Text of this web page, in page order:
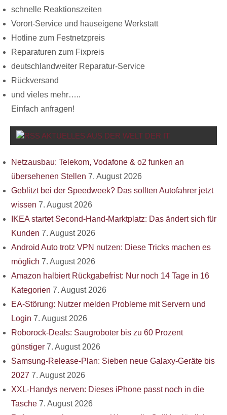
schnelle Reaktionszeiten
Vorort-Service und hauseigene Werkstatt
Hotline zum Festnetzpreis
Reparaturen zum Fixpreis
deutschlandweiter Reparatur-Service
Rückversand
und vieles mehr…..
Einfach anfragen!
AKTUELLES AUS DER WELT DER IT
Netzausbau: Telekom, Vodafone & o2 funken an
übersehenen Stellen 7. August 2026
Geblitzt bei der Speedweek? Das sollten Autofahrer jetzt
wissen 7. August 2026
IKEA startet Second-Hand-Marktplatz: Das ändert sich für
Kunden 7. August 2026
Android Auto trotz VPN nutzen: Diese Tricks machen es
möglich 7. August 2026
Amazon halbiert Rückgabefrist: Nur noch 14 Tage in 16
Kategorien 7. August 2026
EA-Störung: Nutzer melden Probleme mit Servern und
Login 7. August 2026
Roborock-Deals: Saugroboter bis zu 60 Prozent
günstiger 7. August 2026
Samsung-Release-Plan: Sieben neue Galaxy-Geräte bis
2027 7. August 2026
XXL-Handys nerven: Dieses iPhone passt noch in die
Tasche 7. August 2026